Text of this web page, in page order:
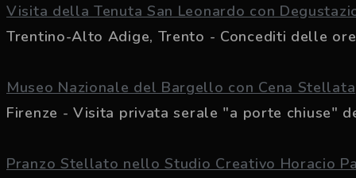
Visita della Tenuta San Leonardo con
Trentino-Alto Adige, Trento - Concediti delle
Museo Nazionale del Bargello con Cena Stellata
Firenze - Visita privata serale "a porte chiuse"
Pranzo Stellato nello Studio Creativo Horacio